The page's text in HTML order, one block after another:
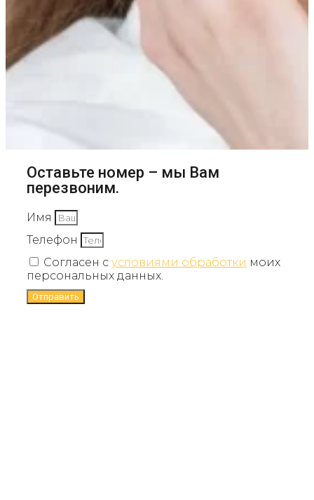
Оставьте номер – мы Вам
перезвоним.
Имя
Телефон
Согласен с условиями обработки моих
персональных данных.
Отправить